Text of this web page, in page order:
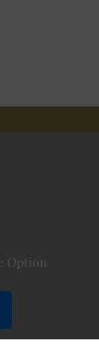
Option